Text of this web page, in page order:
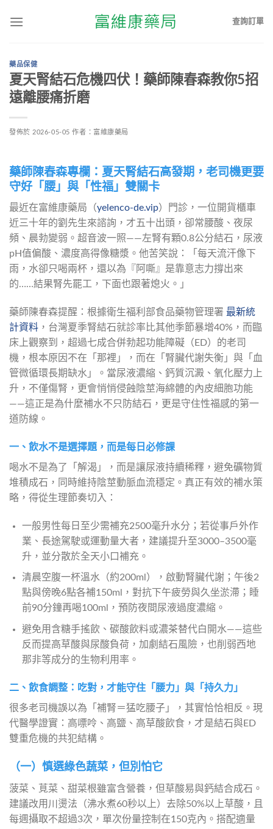
查詢訂單
藥品保健
夏天腎結石危機四伏！藥師陳春森教你5招
遠離腰痛折磨
發佈於 2026-05-05 作者： 富維康藥局
藥師陳春森專欄：夏天腎結石高發期，老司機更要
守好「腰」與「性福」雙關卡
最近在富維康藥局（yelenco-de.vip）門診，一位開貨櫃車
近三十年的劉先生來諮詢，才五十出頭，卻常腰酸、夜尿
頻、晨勃變弱。超音波一照——左腎有顆0.8公分結石，尿液
pH值偏酸、濃度高得像糖漿。他苦笑說：「每天流汗像下
雨，水卻只喝兩杯，還以為『阿嘶』是靠意志力撐出來
的……結果腎先罷工，下面也跟著熄火。」
藥師陳春森提醒：根據衛生福利部食品藥物管理署 最新統
計資料 ，台灣夏季腎結石就診率比其他季節暴增40%，而臨
床上觀察到，超過七成合併勃起功能障礙（ED）的老司
機，根本原因不在「那裡」，而在「腎臟代謝失衡」與「血
管微循環長期缺水」。當尿液濃縮、鈣質沉澱、氧化壓力上
升，不僅傷腎，更會悄悄侵蝕陰莖海綿體的內皮細胞功能
——這正是為什麼補水不只防結石，更是守住性福感的第一
道防線。
一、飲水不是選擇題，而是每日必修課
喝水不是為了「解渴」，而是讓尿液持續稀釋，避免礦物質
堆積成石，同時維持陰莖動脈血流穩定。真正有效的補水策
略，得從生理節奏切入：
一般男性每日至少需補充2500毫升水分；若從事戶外作
業、長途駕駛或運動量大者，建議提升至3000–3500毫
升，並分散於全天小口補充。
清晨空腹一杯溫水（約200ml），啟動腎臟代謝；午後2
點與傍晚6點各補150ml，對抗下午疲勞與久坐淤滯；睡
前90分鐘再喝100ml，預防夜間尿液過度濃縮。
避免用含糖手搖飲、碳酸飲料或濃茶替代白開水——這些
反而提高草酸與尿酸負荷，加劇結石風險，也削弱西地
那非等成分的生物利用率。
二、飲食調整：吃對，才能守住「腰力」與「持久力」
很多老司機誤以為「補腎＝猛吃腰子」，其實恰恰相反。現
代醫學證實：高嘌呤、高鹽、高草酸飲食，才是結石與ED
雙重危機的共犯結構。
（一）慎選綠色蔬菜，但別怕它
菠菜、莧菜、甜菜根雖富含營養，但草酸易與鈣結合成石。
建議改用川燙法（沸水煮60秒以上）去除50%以上草酸，且
每週攝取不超過3次，單次份量控制在150克內。搭配適量